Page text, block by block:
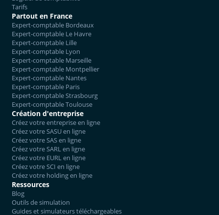
Tarifs
Partout en France
Expert-comptable Bordeaux
Expert-comptable Le Havre
Expert-comptable Lille
Expert-comptable Lyon
Expert-comptable Marseille
Expert-comptable Montpellier
Expert-comptable Nantes
Expert-comptable Paris
Expert-comptable Strasbourg
Expert-comptable Toulouse
Création d'entreprise
Créez votre entreprise en ligne
Créez votre SASU en ligne
Créez votre SAS en ligne
Créez votre SARL en ligne
Créez votre EURL en ligne
Créez votre SCI en ligne
Créez votre holding en ligne
Ressources
Blog
Outils de simulation
Guides et simulateurs téléchargeables